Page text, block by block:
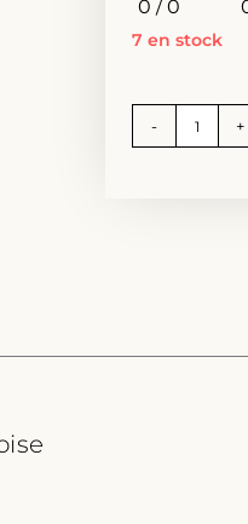
0 / 0
7 en stock
- +